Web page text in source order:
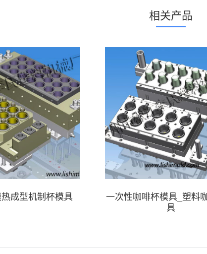
相关产品
成型机制杯模具
一次性咖啡杯模具_塑料
具